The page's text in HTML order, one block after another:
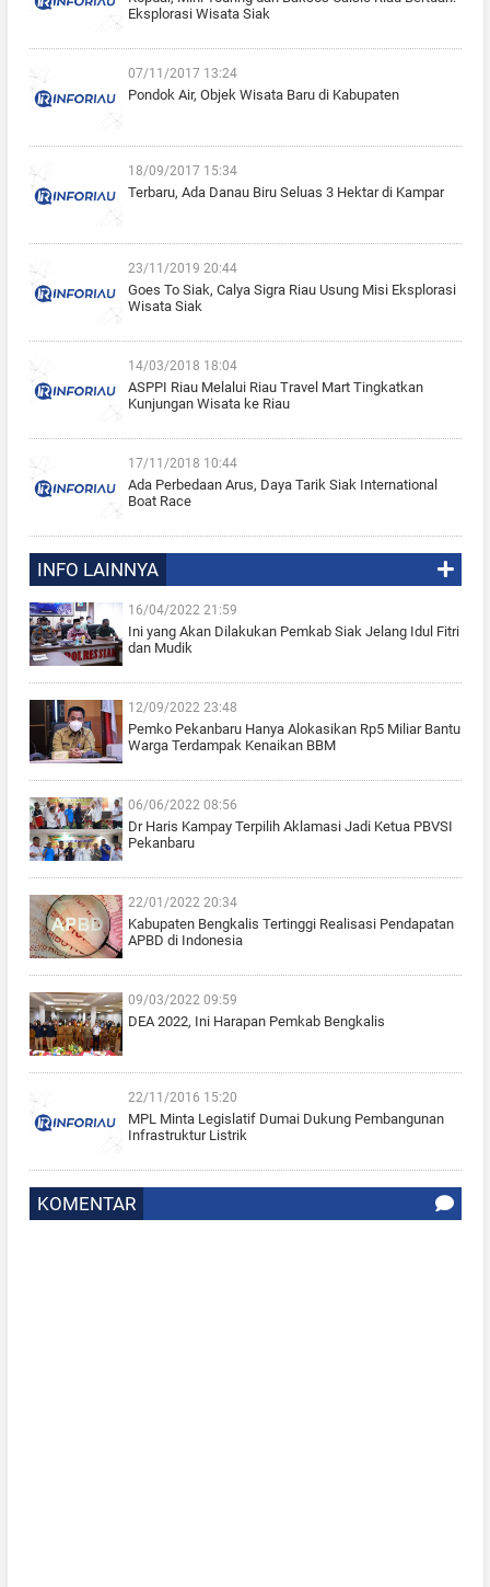
Eksplorasi Wisata Siak
07/11/2017 13:24
Pondok Air, Objek Wisata Baru di Kabupaten
18/09/2017 15:34
Terbaru, Ada Danau Biru Seluas 3 Hektar di Kampar
23/11/2019 20:44
Goes To Siak, Calya Sigra Riau Usung Misi Eksplorasi
Wisata Siak
14/03/2018 18:04
ASPPI Riau Melalui Riau Travel Mart Tingkatkan
Kunjungan Wisata ke Riau
17/11/2018 10:44
Ada Perbedaan Arus, Daya Tarik Siak International
Boat Race
INFO LAINNYA
16/04/2022 21:59
Ini yang Akan Dilakukan Pemkab Siak Jelang Idul Fitri
dan Mudik
12/09/2022 23:48
Pemko Pekanbaru Hanya Alokasikan Rp5 Miliar Bantu
Warga Terdampak Kenaikan BBM
06/06/2022 08:56
Dr Haris Kampay Terpilih Aklamasi Jadi Ketua PBVSI
Pekanbaru
22/01/2022 20:34
Kabupaten Bengkalis Tertinggi Realisasi Pendapatan
APBD di Indonesia
09/03/2022 09:59
DEA 2022, Ini Harapan Pemkab Bengkalis
22/11/2016 15:20
MPL Minta Legislatif Dumai Dukung Pembangunan
Infrastruktur Listrik
KOMENTAR